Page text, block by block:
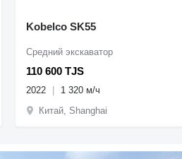
Kobelco SK55
110 600 TJS
Средний экскаватор
2022
1 320 м/ч
Китай, Shanghai